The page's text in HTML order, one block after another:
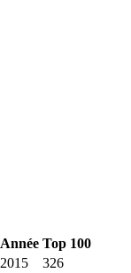
Année Top 100
2015
326